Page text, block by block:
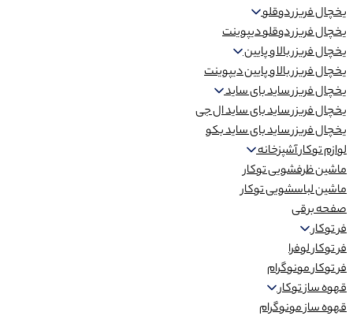
یخچال فریزر دوقلو
یخچال فریزر دوقلو دیپوینت
یخچال فریزر بالا و پایین
یخچال فریزر بالا و پایین دیپوینت
یخچال فریزر ساید بای ساید
یخچال فریزر ساید بای ساید ال جی
یخچال فریزر ساید بای ساید بکو
لوازم توکار آشپزخانه
ماشین ظرفشویی توکار
ماشین لباسشویی توکار
صفحه برقی
فر توکار
فر توکار لوفرا
فر توکار مونوگرام
قهوه ساز توکار
قهوه ساز مونوگرام